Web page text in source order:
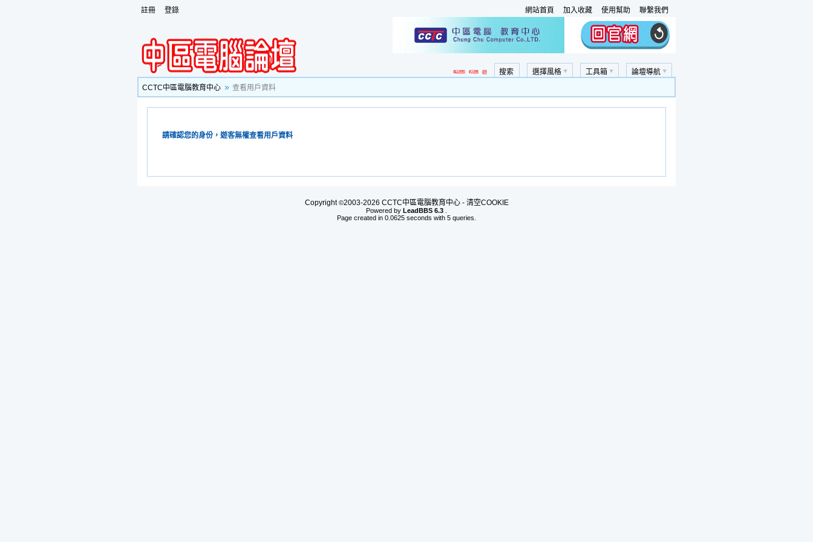
註冊 登錄 網站首頁 加入收藏 使用幫助 聯繫我們
論壇導航
工具箱
選擇風格
搜索
CCTC中區電腦教育中心
查看用戶資料
請確認您的身份，遊客無權查看用戶資料
Copyright©2003-2026 CCTC中區電腦教育中心 - 清空COOKIE
Powered by LeadBBS 6.3
Page created in 0.0625 seconds with 5 queries.